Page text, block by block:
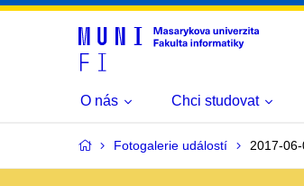
O nás Chci studovat
Fotogalerie událostí 2017-